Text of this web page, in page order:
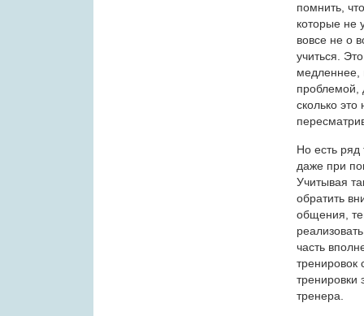
помнить,
которые не
вовсе не о
учиться.
медленнее,
проблемой,
сколько
Но есть
даже при
Учитывая
обратить
общения,
часть
тренировок
тренировки
тренера.